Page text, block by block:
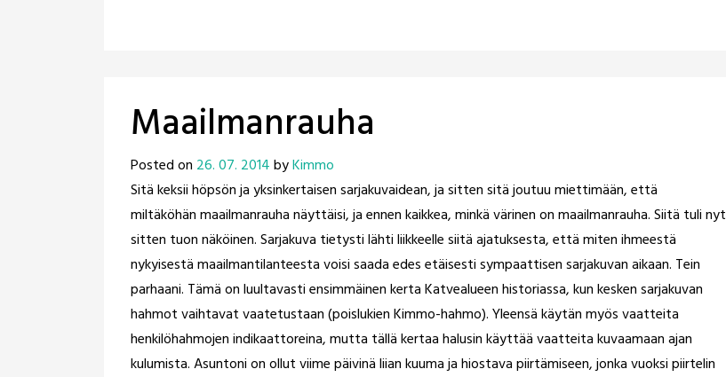
Maailmanrauha
Posted on 26. 07. 2014byKimmo
Sitä keksii höpsön ja yksinkertaisen sarjakuvaidean, ja sitten sitä joutuu miettimään, että
miltäköhän maailmanrauha näyttäisi, ja ennen kaikkea, minkä värinen on maailmanrauha. Siitä tuli nyt
sitten tuon näköinen. Sarjakuva tietysti lähti liikkeelle siitä ajatuksesta, että miten ihmeestä
nykyisestä maailmantilanteesta voisi saada edes etäisesti sympaattisen sarjakuvan aikaan. Tein
parhaani. Tämä on luultavasti ensimmäinen kerta Katvealueen historiassa, kun kesken sarjakuvan
hahmot vaihtavat vaatetustaan (poislukien Kimmo-hahmo). Yleensä käytän myös vaatteita
henkilöhahmojen indikaattoreina, mutta tällä kertaa halusin käyttää vaatteita kuvaamaan ajan
kulumista. Asuntoni on ollut viime päivinä liian kuuma ja hiostava piirtämiseen, jonka vuoksi piirtelin